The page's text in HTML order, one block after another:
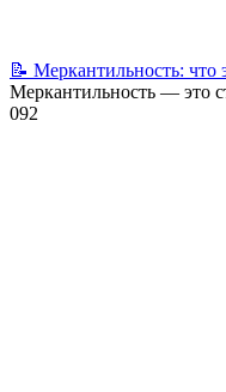
📝 Меркантильность: что
Меркантильность — это
092